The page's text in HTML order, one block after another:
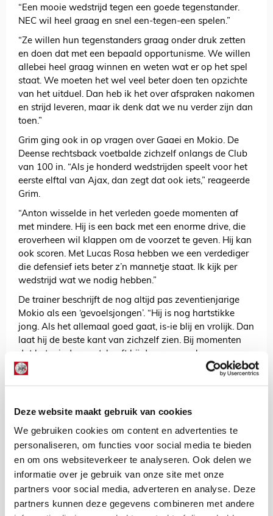
Deze website maakt gebruik van cookies
We gebruiken cookies om content en advertenties te
personaliseren, om functies voor social media te bieden
en om ons websiteverkeer te analyseren. Ook delen we
informatie over je gebruik van onze site met onze
partners voor social media, adverteren en analyse. Deze
partners kunnen deze gegevens combineren met andere
“Een mooie wedstrijd tegen een goede tegenstander.
NEC wil heel graag en snel een-tegen-een spelen.”
“Ze willen hun tegenstanders graag onder druk zetten
en doen dat met een bepaald opportunisme. We willen
allebei heel graag winnen en weten wat er op het spel
staat. We moeten het wel veel beter doen ten opzichte
van het uitduel. Dan heb ik het over afspraken nakomen
en strijd leveren, maar ik denk dat we nu verder zijn dan
toen.”
Grim ging ook in op vragen over Gaaei en Mokio. De
Deense rechtsback voetbalde zichzelf onlangs de Club
van 100 in. “Als je honderd wedstrijden speelt voor het
eerste elftal van Ajax, dan zegt dat ook iets,” reageerde
Grim.
“Anton wisselde in het verleden goede momenten af
met mindere. Hij is een back met een enorme drive, die
eroverheen wil klappen om de voorzet te geven. Hij kan
ook scoren. Met Lucas Rosa hebben we een verdediger
die defensief iets beter z’n mannetje staat. Ik kijk per
wedstrijd wat we nodig hebben.”
De trainer beschrijft de nog altijd pas zeventienjarige
Mokio als een ‘gevoelsjongen’. “Hij is nog hartstikke
jong. Als het allemaal goed gaat, is-ie blij en vrolijk. Dan
laat hij de beste kant van zichzelf zien. Bij momenten
dat het minder gaat, heeft hij daar nog wel eens
problemen mee. Dan klopt-ie bij me aan of check ik bij
vaardig en heeft een enorme drive, maar moet nog leren
doseren in wedstrijd. Dat is logisch op die leeftijd. Op
zijn positie is de verantwoordelijkheid ook groot. Op zijn
bij de les zijn. Dat is een uitdaging, maar hij zet daar
goede stappen in.”
Ajax - NEC begint zaterdag om 21.00 uur in een
uitverkochte Johan Cruijff Arena.